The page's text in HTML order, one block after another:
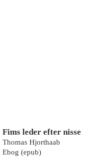
Fims leder efter nisse
Thomas Hjorthaab
Ebog (epub)